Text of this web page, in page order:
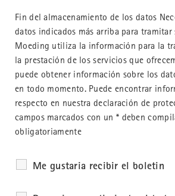
Fin del almacenamiento de los datos
datos indicados más arriba para
Moeding utiliza la información para la
la prestación de los servicios que
puede obtener información sobre los
en todo momento. Puede encontrar
respecto en nuestra declaración de
campos marcados con un * deben
obligatoriamente
Me gustaria recibir el boletin